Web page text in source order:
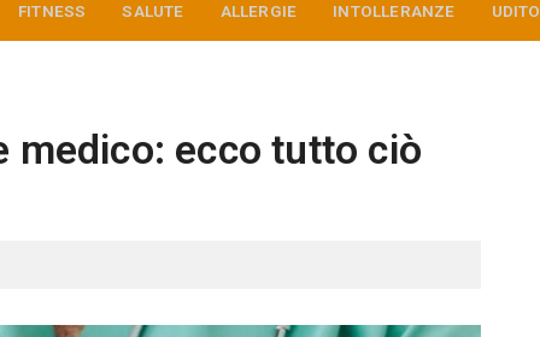
FITNESS SALUTE ALLERGIE INTOLLERANZE UDITO
medico: ecco tutto ciò